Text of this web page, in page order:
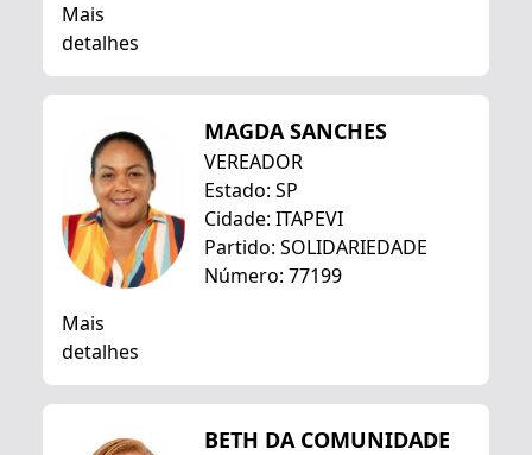
Mais
detalhes
MAGDA SANCHES
VEREADOR
Estado: SP
Cidade: ITAPEVI
Partido: SOLIDARIEDADE
Número: 77199
Mais
detalhes
BETH DA COMUNIDADE